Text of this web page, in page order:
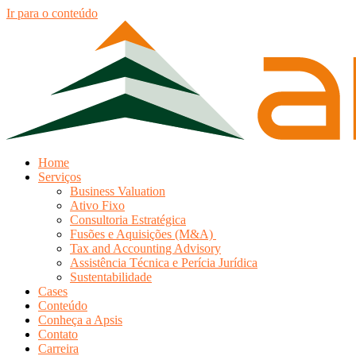
Ir para o conteúdo
Home
Serviços
Business Valuation
Ativo Fixo
Consultoria Estratégica
Fusões e Aquisições (M&A)
Tax and Accounting Advisory
Assistência Técnica e Perícia Jurídica
Sustentabilidade
Cases
Conteúdo
Conheça a Apsis
Contato
Carreira